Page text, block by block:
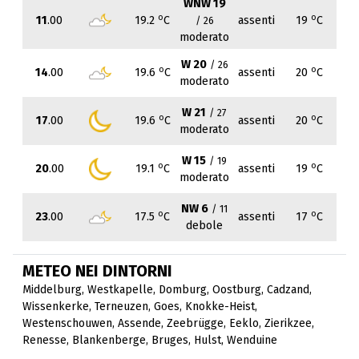
11.00 19.2 oC
WNW 19
/ 26
moderato
assenti 19 oC
14.00 19.6 oC
W 20 / 26
moderato
assenti 20 oC
17.00 19.6 oC
W 21 / 27
moderato
assenti 20 oC
20.00 19.1 oC
W 15 / 19
moderato
assenti 19 oC
23.00 17.5 oC
NW 6 / 11
debole
assenti 17 oC
METEO NEI DINTORNI
Middelburg, Westkapelle, Domburg, Oostburg, Cadzand,
Wissenkerke, Terneuzen, Goes, Knokke-Heist,
Westenschouwen, Assende, Zeebrügge, Eeklo, Zierikzee,
Renesse, Blankenberge, Bruges, Hulst, Wenduine